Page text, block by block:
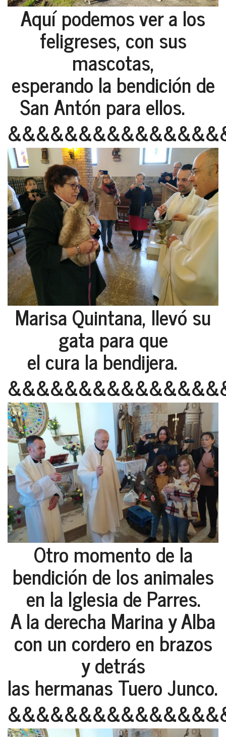
Aquí podemos ver a los
feligreses, con sus
mascotas,
esperando la bendición de
San Antón para ellos.
Marisa Quintana, llevó su
gata para que
el cura la bendijera.
Otro momento de la
bendición de los animales
en la Iglesia de Parres.
A la derecha Marina y Alba
con un cordero en brazos
y detrás
las hermanas Tuero Junco.